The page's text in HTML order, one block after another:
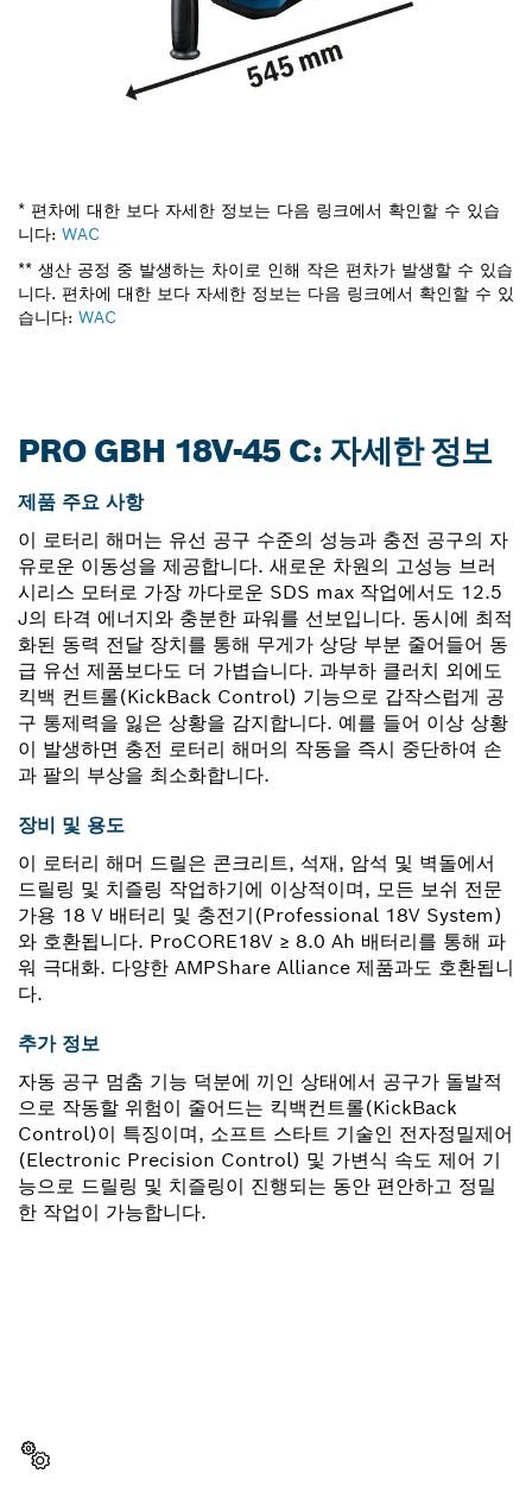
* 편차에 대한 보다 자세한 정보는 다음 링크에서 확인할 수 있습
니다: WAC
** 생산 공정 중 발생하는 차이로 인해 작은 편차가 발생할 수 있습
니다. 편차에 대한 보다 자세한 정보는 다음 링크에서 확인할 수 있
습니다: WAC
PRO GBH 18V-45 C: 자세한 정보
제품 주요 사항
이 로터리 해머는 유선 공구 수준의 성능과 충전 공구의 자
유로운 이동성을 제공합니다. 새로운 차원의 고성능 브러
시리스 모터로 가장 까다로운 SDS max 작업에서도 12.5
J의 타격 에너지와 충분한 파워를 선보입니다. 동시에 최적
화된 동력 전달 장치를 통해 무게가 상당 부분 줄어들어 동
급 유선 제품보다도 더 가볍습니다. 과부하 클러치 외에도
킥백 컨트롤(KickBack Control) 기능으로 갑작스럽게 공
구 통제력을 잃은 상황을 감지합니다. 예를 들어 이상 상황
이 발생하면 충전 로터리 해머의 작동을 즉시 중단하여 손
과 팔의 부상을 최소화합니다.
장비 및 용도
이 로터리 해머 드릴은 콘크리트, 석재, 암석 및 벽돌에서
드릴링 및 치즐링 작업하기에 이상적이며, 모든 보쉬 전문
가용 18 V 배터리 및 충전기(Professional 18V System)
와 호환됩니다. ProCORE18V ≥ 8.0 Ah 배터리를 통해 파
워 극대화. 다양한 AMPShare Alliance 제품과도 호환됩니
다.
추가 정보
자동 공구 멈춤 기능 덕분에 끼인 상태에서 공구가 돌발적
으로 작동할 위험이 줄어드는 킥백컨트롤(KickBack
Control)이 특징이며, 소프트 스타트 기술인 전자정밀제어
(Electronic Precision Control) 및 가변식 속도 제어 기
능으로 드릴링 및 치즐링이 진행되는 동안 편안하고 정밀
한 작업이 가능합니다.